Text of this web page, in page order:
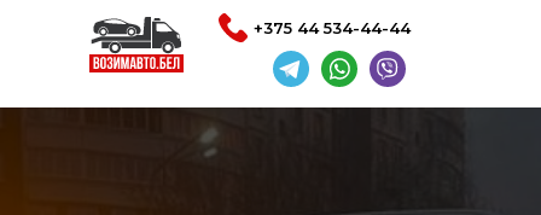
+375 44 534-44-44